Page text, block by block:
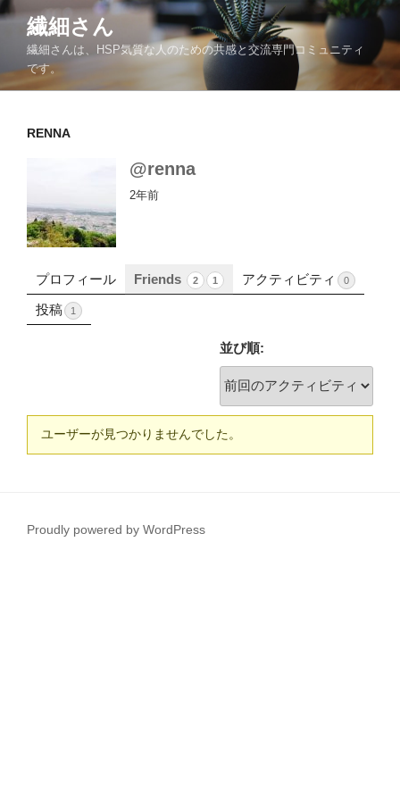
コ
ン
ツ
繊細さん
繊細さんは、HSP気質な人のための共感と交流専門コミュニティ
です。
RENNA
@renna
2年前
プロフィール Friends 2 1 アクティビティ 0
投稿 1
並び順:
Friends
ユーザーが見つかりませんでした。
Proudly powered by WordPress